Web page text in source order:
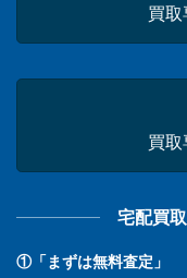
買取
買
宅配買
①「まずは無料査定」